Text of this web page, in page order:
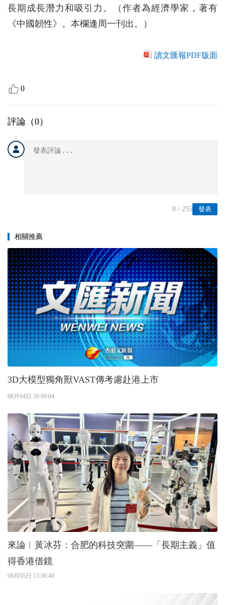
長期成長潛力和吸引力。（作者為經濟學家，著有
《中國韌性》。本欄逢周一刊出。）
讀文匯報PDF版面
0
評論（0）
發表
0 / 255
相關推薦
3D大模型獨角獸VAST傳考慮赴港上市
08月04日 20:09:04
來論︱黃冰芬：合肥的科技突圍——「長期主義」值
得香港借鏡
08月05日 13:30:40